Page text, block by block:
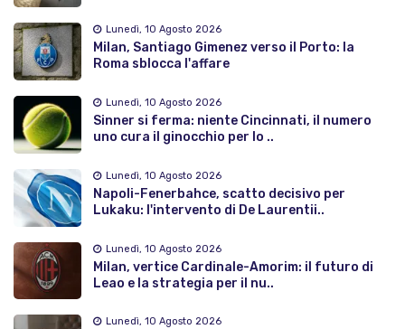
Lunedì, 10 Agosto 2026
Milan, Santiago Gimenez verso il Porto: la
Roma sblocca l'affare
Lunedì, 10 Agosto 2026
Sinner si ferma: niente Cincinnati, il numero
uno cura il ginocchio per lo ..
Lunedì, 10 Agosto 2026
Napoli-Fenerbahce, scatto decisivo per
Lukaku: l'intervento di De Laurentii..
Lunedì, 10 Agosto 2026
Milan, vertice Cardinale-Amorim: il futuro di
Leao e la strategia per il nu..
Lunedì, 10 Agosto 2026